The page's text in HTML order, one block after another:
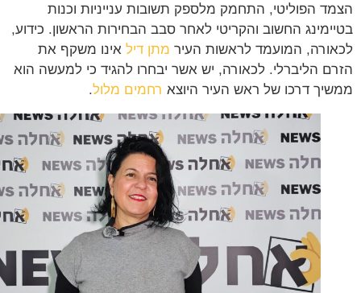
הפוליטי, התחמק מלספק תשובות ענייניות וכנות
החשוב והקריטי לאחר סבב הבחירות הראשון. כידוע,
המועמד לראשות העירמתן דילאינו משקף את
הליברלי. לכאורה, יש אשר יבחרו להגיד כי למעשה הוא
דרכו של ראש העיר היוצארחמים מלול.